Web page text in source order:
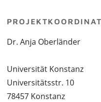
Dr. Anja Oberländer
Universität Konstanz
Universitätsstr. 10
78457 Konstanz